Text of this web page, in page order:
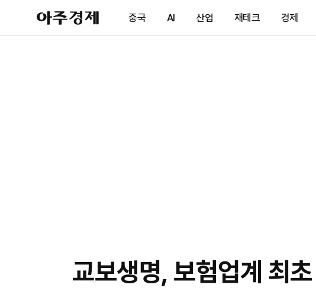
아
주
제
중국 AI 산업 재테크 경제
교보생명, 보험업계 최